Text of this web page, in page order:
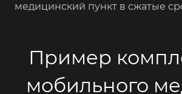
медицинский пункт в сжатые
Пример
мобильного